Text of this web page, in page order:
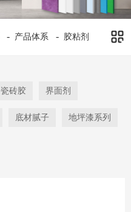
- 产品体系 - 胶粘剂
瓷砖胶 界面剂
底材腻子 地坪漆系列